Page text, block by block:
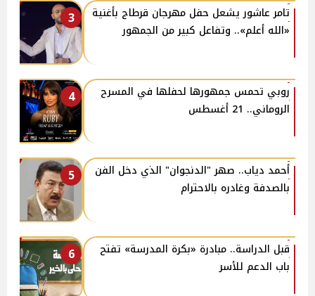
3
تامر عاشور يشعل حفل مهرجان قرطاج بأغنية
«الله أعلم».. وتفاعل كبير من الجمهور
4
روبي تحمس جمهورها لحفلها في المسرح
الروماني.. 21 أغسطس
5
أحمد دياب.. صهر "الدنجوان" الذي دخل الفن
بالصدفة وغادره بالاحترام
6
قبل الدراسة.. مبادرة «بكرة المدرسة» تفتح
باب الدعم للأسر